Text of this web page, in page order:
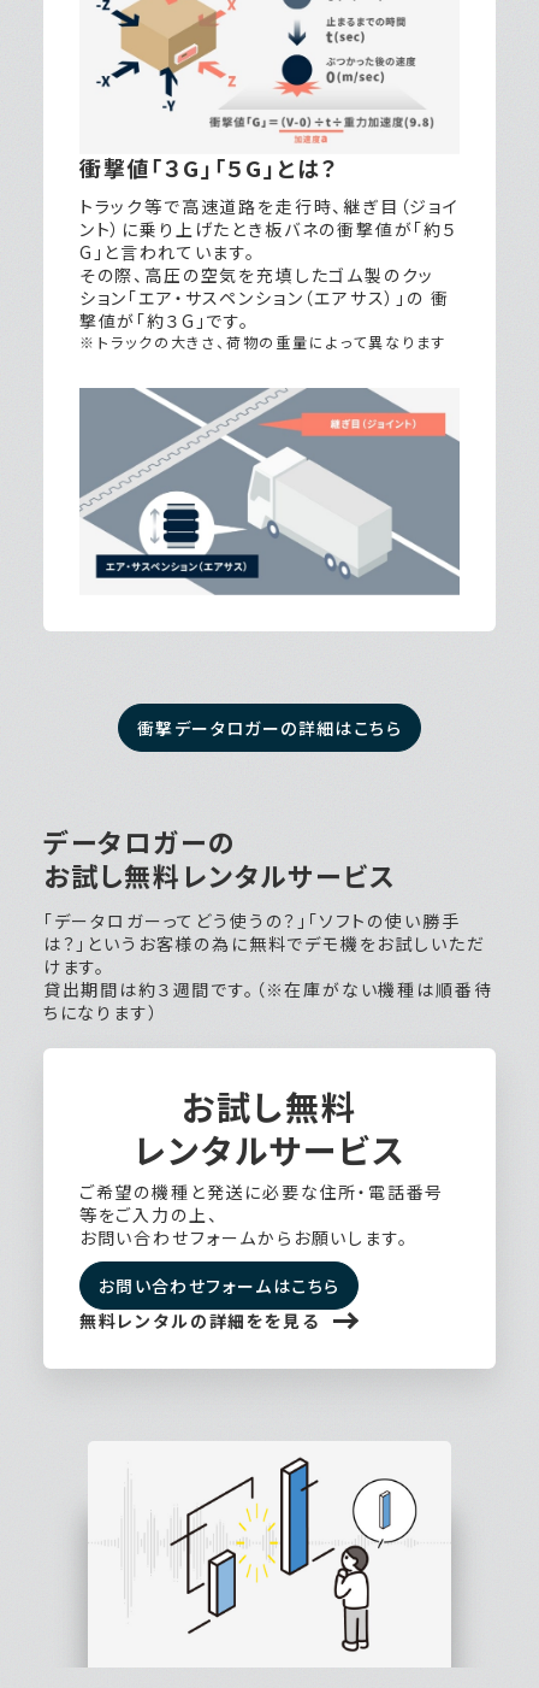
衝撃値「３G」「５G」とは？
トラック等で高速道路を走行時、継ぎ目（ジョイ
ント）に乗り上げたとき板バネの衝撃値が「約５
G」と言われています。
その際、高圧の空気を充填したゴム製のクッ
ション「エア・サスペンション（エアサス）」の 衝
撃値が「約３G」です。
トラックの大きさ、荷物の重量によって異なります
衝撃データロガーの詳細はこちら
データロガーの
お試し無料レンタルサービス
「データロガーってどう使うの？」「ソフトの使い勝手
は？」というお客様の為に無料でデモ機をお試しいただ
けます。
貸出期間は約３週間です。（※在庫がない機種は順番待
ちになります）
お試し無料
レンタルサービス
ご希望の機種と発送に必要な住所・電話番号
等をご入力の上、
お問い合わせフォームからお願いします。
お問い合わせフォームはこちら
無料レンタルの詳細をを見る